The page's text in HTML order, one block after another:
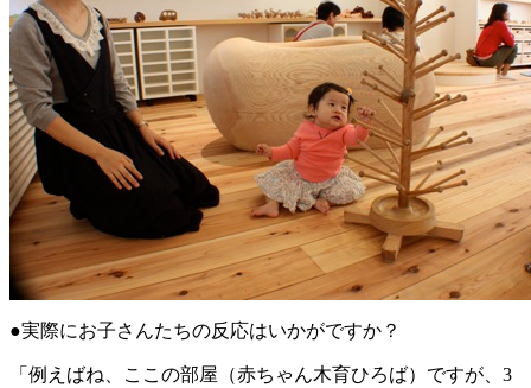
●実際にお子さんたちの反応はいかがですか？
「例えばね、ここの部屋（赤ちゃん木育ひろば）ですが、3